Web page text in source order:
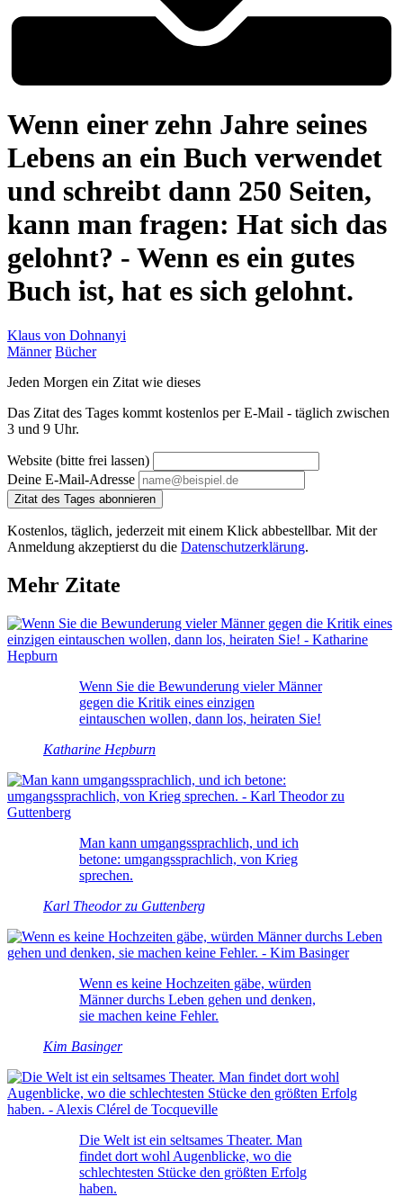
Wenn einer zehn Jahre seines
Lebens an ein Buch verwendet
und schreibt dann 250 Seiten,
kann man fragen: Hat sich das
gelohnt? - Wenn es ein gutes
Buch ist, hat es sich gelohnt.
Klaus von Dohnanyi
Männer Bücher
Jeden Morgen ein Zitat wie dieses
Das Zitat des Tages kommt kostenlos per E-Mail - täglich zwischen
3 und 9 Uhr.
Website (bitte frei lassen)
Deine E-Mail-Adresse
Zitat des Tages abonnieren
Kostenlos, täglich, jederzeit mit einem Klick abbestellbar. Mit der
Anmeldung akzeptierst du die Datenschutzerklärung.
Mehr Zitate
Wenn Sie die Bewunderung vieler Männer
gegen die Kritik eines einzigen
eintauschen wollen, dann los, heiraten Sie!
Katharine Hepburn
Man kann umgangssprachlich, und ich
betone: umgangssprachlich, von Krieg
sprechen.
Karl Theodor zu Guttenberg
Wenn es keine Hochzeiten gäbe, würden
Männer durchs Leben gehen und denken,
sie machen keine Fehler.
Kim Basinger
Die Welt ist ein seltsames Theater. Man
findet dort wohl Augenblicke, wo die
schlechtesten Stücke den größten Erfolg
haben.